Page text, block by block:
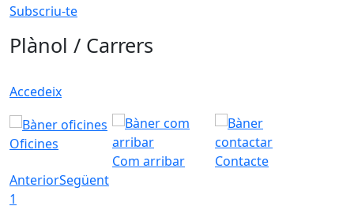
Subscriu-te
Plànol / Carrers
Accedeix
Oficines
Com arribar
Contacte
AnteriorSegüent
1